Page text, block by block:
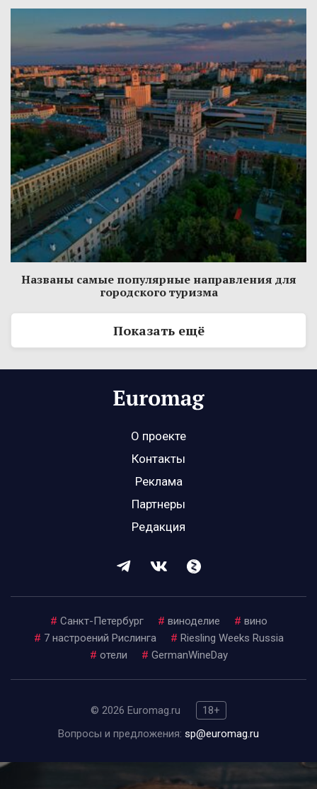
Названы самые популярные направления для
городского туризма
Показать ещё
О проекте
Контакты
Реклама
Партнеры
Редакция
# Санкт-Петербург # виноделие # вино
# 7 настроений Рислинга # Riesling Weeks Russia
# отели # GermanWineDay
© 2026 Euromag.ru
18+
Вопросы и предложения: sp@euromag.ru